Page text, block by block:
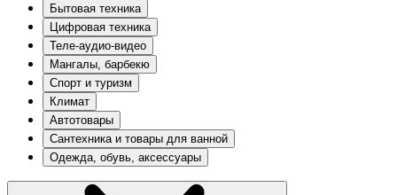
Бытовая техника
Цифровая техника
Теле-аудио-видео
Мангалы, барбекю
Спорт и туризм
Климат
Автотовары
Сантехника и товары для ванной
Одежда, обувь, аксессуары